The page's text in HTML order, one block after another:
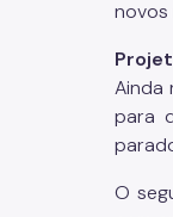
novos
Ainda
para
O